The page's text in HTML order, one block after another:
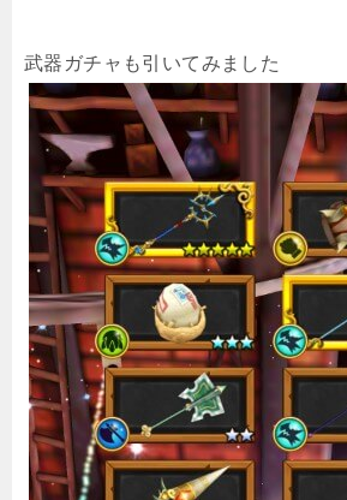
武器ガチャも引いてみました